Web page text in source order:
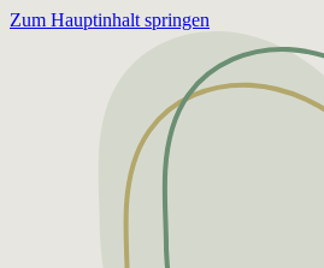
Zum Hauptinhalt springen